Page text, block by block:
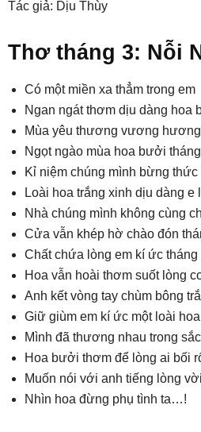
Tác giả: Dịu Thùy
Thơ tháng 3: Nỗi
Có một miền xa thẳm trong em
Ngan ngát thơm dịu dàng hoa
Mùa yêu thương vương
Ngọt ngào mùa hoa bưởi
Kỉ niệm chúng mình bừng
Loài hoa trắng xinh dịu dàng e
Nhà chúng mình không cùng
Cửa vẫn khép hờ chào đón
Chất chứa lòng em kí ức tháng
Hoa vẫn hoài thơm suốt lòng
Anh kết vòng tay chùm bông
Giữ giùm em kí ức một loài
Mình đã thương nhau trong
Hoa bưởi thơm để lòng ai bối
Muốn nói với anh tiếng lòng
Nhìn hoa đừng phụ tình ta…!